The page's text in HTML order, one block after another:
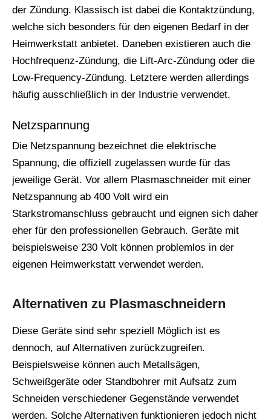
der Zündung. Klassisch ist dabei die Kontaktzündung,
welche sich besonders für den eigenen Bedarf in der
Heimwerkstatt anbietet. Daneben existieren auch die
Hochfrequenz-Zündung, die Lift-Arc-Zündung oder die
Low-Frequency-Zündung. Letztere werden allerdings
häufig ausschließlich in der Industrie verwendet.
Netzspannung
Die Netzspannung bezeichnet die elektrische
Spannung, die offiziell zugelassen wurde für das
jeweilige Gerät. Vor allem Plasmaschneider mit einer
Netzspannung ab 400 Volt wird ein
Starkstromanschluss gebraucht und eignen sich daher
eher für den professionellen Gebrauch. Geräte mit
beispielsweise 230 Volt können problemlos in der
eigenen Heimwerkstatt verwendet werden.
Alternativen zu Plasmaschneidern
Diese Geräte sind sehr speziell Möglich ist es
dennoch, auf Alternativen zurückzugreifen.
Beispielsweise können auch Metallsägen,
Schweißgeräte oder Standbohrer mit Aufsatz zum
Schneiden verschiedener Gegenstände verwendet
werden. Solche Alternativen funktionieren jedoch nicht